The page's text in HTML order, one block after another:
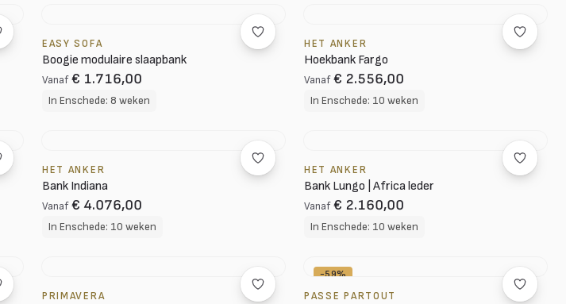
EASY SOFA
Boogie modulaire slaapbank
Vanaf € 1.716,00
In Enschede: 8 weken
HET ANKER
Hoekbank Fargo
Vanaf € 2.556,00
In Enschede: 10 weken
HET ANKER
Bank Indiana
Vanaf € 4.076,00
In Enschede: 10 weken
HET ANKER
Bank Lungo | Africa leder
Vanaf € 2.160,00
In Enschede: 10 weken
PRIMAVERA
-59%
PASSE PARTOUT